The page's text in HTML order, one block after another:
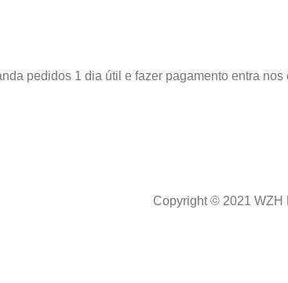
pedidos 1 dia útil e fazer pagamento entra
Copyright © 2021 WZH